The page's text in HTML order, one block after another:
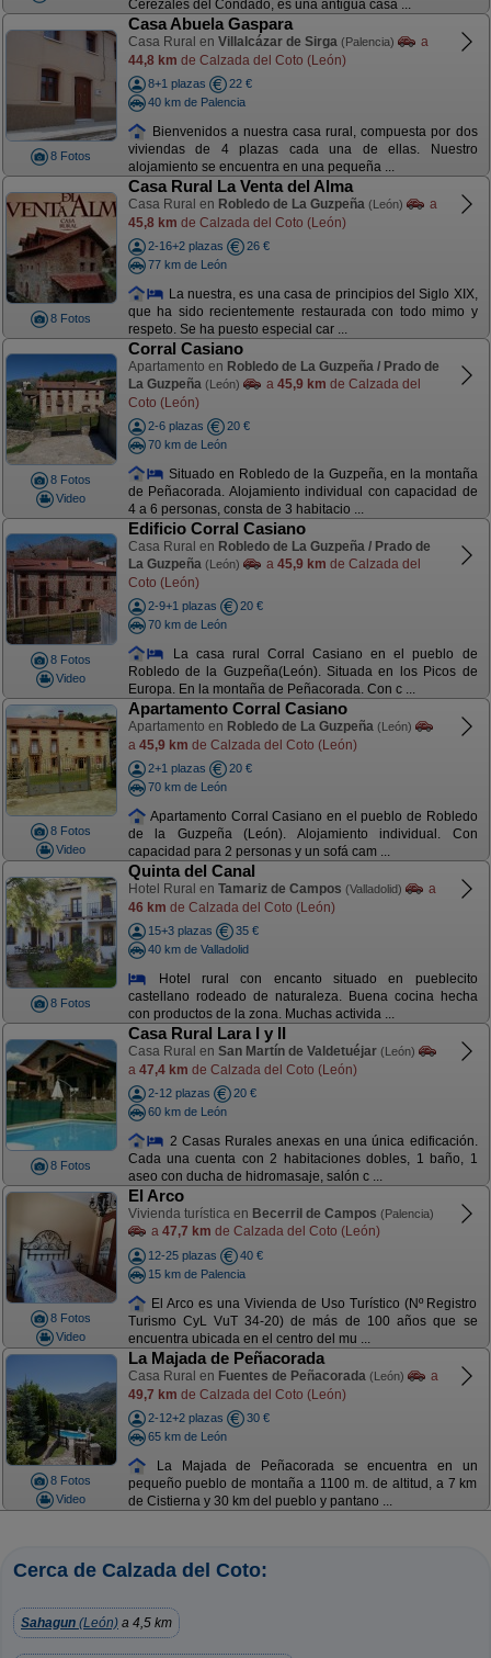
Cerezales del Condado, es una antigua casa ...
8 Fotos
Casa Abuela Gaspara
Casa Rural en Villalcázar de Sirga (Palencia)
a
44,8 km de Calzada del Coto (León)
8+1 plazas
22 €
40 km de Palencia
Bienvenidos a nuestra casa rural, compuesta por dos
viviendas de 4 plazas cada una de ellas. Nuestro
alojamiento se encuentra en una pequeña ...
8 Fotos
Casa Rural La Venta del Alma
Casa Rural en Robledo de La Guzpeña (León)
a
45,8 km de Calzada del Coto (León)
2-16+2 plazas
26 €
77 km de León
La nuestra, es una casa de principios del Siglo XIX,
que ha sido recientemente restaurada con todo mimo y
respeto. Se ha puesto especial car ...
8 Fotos
Video
Corral Casiano
Apartamento en Robledo de La Guzpeña / Prado de
La Guzpeña (León) a 45,9 km de Calzada del
Coto (León)
2-6 plazas
20 €
70 km de León
Situado en Robledo de la Guzpeña, en la montaña
de Peñacorada. Alojamiento individual con capacidad de
4 a 6 personas, consta de 3 habitacio ...
8 Fotos
Video
Edificio Corral Casiano
Casa Rural en Robledo de La Guzpeña / Prado de
La Guzpeña (León) a 45,9 km de Calzada del
Coto (León)
2-9+1 plazas
20 €
70 km de León
La casa rural Corral Casiano en el pueblo de
Robledo de la Guzpeña(León). Situada en los Picos de
Europa. En la montaña de Peñacorada. Con c ...
8 Fotos
Video
Apartamento Corral Casiano
Apartamento en Robledo de La Guzpeña (León)
a 45,9 km de Calzada del Coto (León)
2+1 plazas
20 €
70 km de León
Apartamento Corral Casiano en el pueblo de Robledo
de la Guzpeña (León). Alojamiento individual. Con
capacidad para 2 personas y un sofá cam ...
8 Fotos
Quinta del Canal
Hotel Rural en Tamariz de Campos (Valladolid)
a
46 km de Calzada del Coto (León)
15+3 plazas
35 €
40 km de Valladolid
Hotel rural con encanto situado en pueblecito
castellano rodeado de naturaleza. Buena cocina hecha
con productos de la zona. Muchas activida ...
8 Fotos
Casa Rural Lara I y II
Casa Rural en San Martín de Valdetuéjar (León)
a 47,4 km de Calzada del Coto (León)
2-12 plazas
20 €
60 km de León
2 Casas Rurales anexas en una única edificación.
Cada una cuenta con 2 habitaciones dobles, 1 baño, 1
aseo con ducha de hidromasaje, salón c ...
8 Fotos
Video
El Arco
Vivienda turística en Becerril de Campos (Palencia)
a 47,7 km de Calzada del Coto (León)
12-25 plazas
40 €
15 km de Palencia
El Arco es una Vivienda de Uso Turístico (Nº Registro
Turismo CyL VuT 34-20) de más de 100 años que se
encuentra ubicada en el centro del mu ...
8 Fotos
Video
La Majada de Peñacorada
Casa Rural en Fuentes de Peñacorada (León)
a
49,7 km de Calzada del Coto (León)
2-12+2 plazas
30 €
65 km de León
La Majada de Peñacorada se encuentra en un
pequeño pueblo de montaña a 1100 m. de altitud, a 7 km
de Cistierna y 30 km del pueblo y pantano ...
Cerca de Calzada del Coto:
Sahagun (León) a 4,5 km